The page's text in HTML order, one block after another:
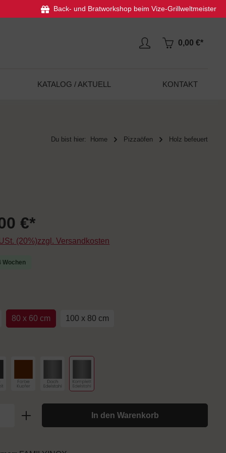
Back- und Bratworkshop beim Vize-Grillweltmeister
0,00 €*
KATALOG / AKTUELL KONTAKT
Du bist hier: Home Pizzaöfen Holz befeuert
€*
(20%)zzgl. Versandkosten
Wochen
80 x 60 cm 100 x 80 cm
Anthrazit
Farbe KupferDach EdelstahlKomplett Edelstahl
In den Warenkorb